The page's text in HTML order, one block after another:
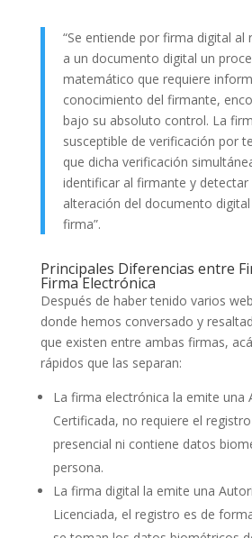
“Se entiende por firma digital al
a un documento digital un
matemático que requiere
conocimiento del firmante,
bajo su absoluto control. La
susceptible de verificación por
que dicha verificación
identificar al firmante y detectar
alteración del documento
firma”.
Principales Diferencias entre
Firma Electrónica
Después de haber tenido varios
donde hemos conversado y
que existen entre ambas firmas,
rápidos que las separan:
La firma electrónica la emite una
Certificada, no requiere el
presencial ni contiene datos
persona.
La firma digital la emite una
Licenciada, el registro es de